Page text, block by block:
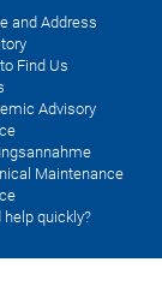
and Address
Find Us
Advisory
Maintenance
help quickly?